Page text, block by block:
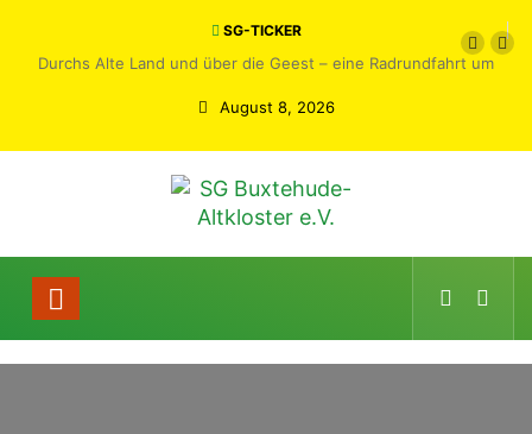
SG-TICKER
Durchs Alte Land und über die Geest – eine Radrundfahrt um
August 8, 2026